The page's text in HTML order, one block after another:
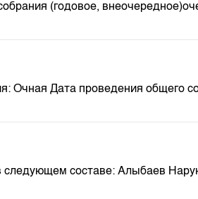
(годовое,
Дата проведения общего
составе: Алыбаев